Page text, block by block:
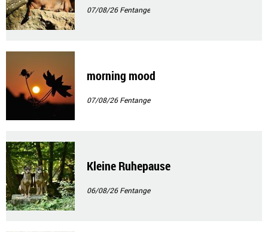
07/08/26Fentange
morning mood
07/08/26Fentange
Kleine Ruhepause
06/08/26Fentange